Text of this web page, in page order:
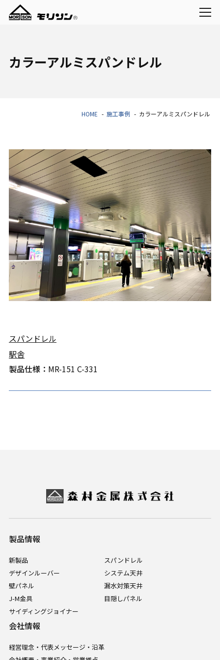
カラーアルミスパンドレル
HOME 施工事例 カラーアルミスパンドレル
スパンドレル
駅舎
製品仕様： MR-151 C-331
製品情報
新製品
スパンドレル
デザインルーバー
システム天井
壁パネル
漏水対策天井
J-M金具
目隠しパネル
サイディングジョイナー
会社情報
経営理念・代表メッセージ・沿革